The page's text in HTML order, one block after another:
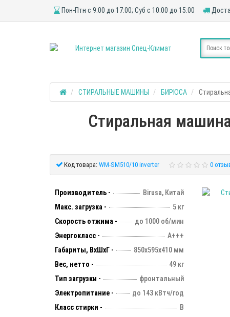
Пон-Птн с 9:00 до 17:00; Суб с 10:00 до 15:00
СТИРАЛЬНЫЕ МАШИНЫ БИРЮСА
Стиральная
Код товара: WM-SM510/10 inverter 0
Производитель -
Birusa, Китай
Макс. загрузка -
5 кг
Скорость отжима -
до 1000 об/мин
Энергокласс -
А+++
Габариты, ВхШхГ -
850х595х410 мм
Вес, нетто -
49 кг
Тип загрузки -
фронтальный
Электропитание -
до 143 кВтч/год
Класс стирки -
B